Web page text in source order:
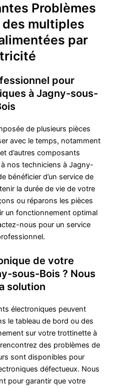
Problèmes
multiples
par
pour
à Jagny-sous-
de plusieurs pièces
avec le temps, notamment
d’autres composants
nos techniciens à Jagny-
bénéficier d’un service de
la durée de vie de votre
ou réparons les pièces
un fonctionnement optimal
nous pour un service
de votre
sous-Bois ? Nous
solution
électroniques peuvent
le tableau de bord ou des
sur votre trottinette à
des problèmes de
sont disponibles pour
défectueux. Nous
pour garantir que votre